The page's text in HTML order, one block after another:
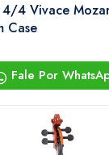
4 Vivace
Case
Fale Por